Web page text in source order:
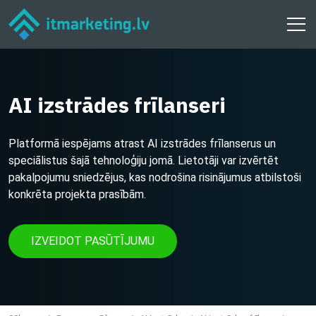
AI izstrādes frīlanseri
Platformā iespējams atrast AI izstrādes frīlanserus un
speciālistus šajā tehnoloģiju jomā. Lietotāji var izvērtēt
pakalpojumu sniedzējus, kas nodrošina risinājumus atbilstoši
konkrēta projekta prasībām.
IZVEIDOT PASŪTĪJUMU